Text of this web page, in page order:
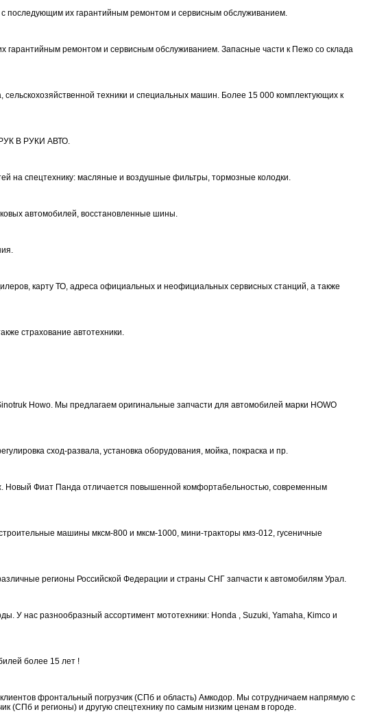
с последующим их гарантийным ремонтом и сервисным обслуживанием.
ремонтом и сервисным обслуживанием. Запасные части к Пежо со склада
сельскохозяйственной техники и специальных машин. Более 15 000 комплектующих к
РУК В РУКИ АВТО.
на спецтехнику: масляные и воздушные фильтры, тормозные колодки.
автомобилей, восстановленные шины.
карту ТО, адреса официальных и неофициальных сервисных станций, а также
страхование автотехники.
Howo. Мы предлагаем оригинальные запчасти для автомобилей марки HOWO
сход-развала, установка оборудования, мойка, покраска и пр.
Новый Фиат Панда отличается повышенной комфортабельностью, современным
машины мксм-800 и мксм-1000, мини-тракторы кмз-012, гусеничные
регионы Российской Федерации и страны СНГ запчасти к автомобилям Урал.
У нас разнообразный ассортимент мототехники: Honda , Suzuki, Yamaha, Kimco и
более 15 лет !
фронтальный погрузчик (СПб и область) Амкодор. Мы сотрудничаем напрямую с
(СПб и регионы) и другую спецтехнику по самым низким ценам в городе.